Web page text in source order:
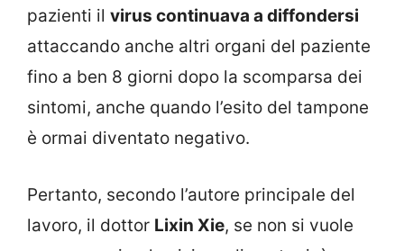
pazienti il virus continuava a diffondersi
attaccando anche altri organi del paziente
fino a ben 8 giorni dopo la scomparsa dei
sintomi, anche quando l’esito del tampone
è ormai diventato negativo.
Pertanto, secondo l’autore principale del
lavoro, il dottor Lixin Xie, se non si vuole